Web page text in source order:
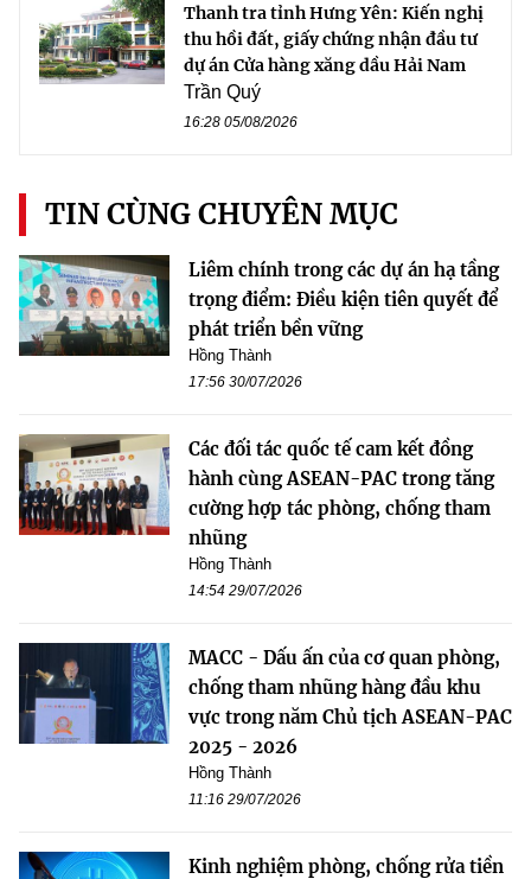
Thanh tra tỉnh Hưng Yên: Kiến nghị
thu hồi đất, giấy chứng nhận đầu tư
dự án Cửa hàng xăng dầu Hải Nam
Trần Quý
16:28 05/08/2026
TIN CÙNG CHUYÊN MỤC
Liêm chính trong các dự án hạ tầng
trọng điểm: Điều kiện tiên quyết để
phát triển bền vững
Hồng Thành
17:56 30/07/2026
Các đối tác quốc tế cam kết đồng
hành cùng ASEAN-PAC trong tăng
cường hợp tác phòng, chống tham
nhũng
Hồng Thành
14:54 29/07/2026
MACC - Dấu ấn của cơ quan phòng,
chống tham nhũng hàng đầu khu
vực trong năm Chủ tịch ASEAN-PAC
2025 - 2026
Hồng Thành
11:16 29/07/2026
Kinh nghiệm phòng, chống rửa tiền